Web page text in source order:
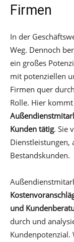
Firmen
In der
Weg. Dennoch
ein großes
mit potenziellen
Firmen quer
Rolle. Hier
Kunden tätig. Sie
Dienstleistungen,
Bestandskunden.
und
durch und
Kundenpotenzial.